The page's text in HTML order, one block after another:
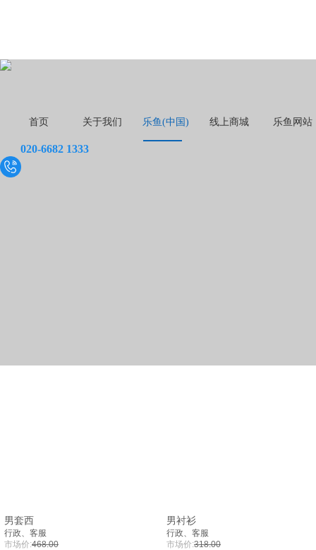
首页 关于我们 乐鱼(中国) 线上商城 乐鱼网站
020-6682 1333
男套西
行政、客服
市场价:468.00
男衬衫
行政、客服
市场价:318.00